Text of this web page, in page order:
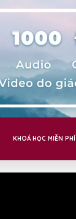
KHOÁ HỌC MIỄN PHÍ